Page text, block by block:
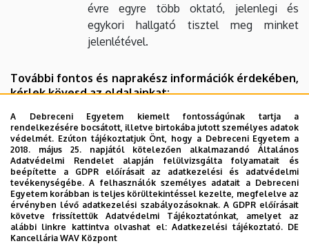
évre egyre több oktató, jelenlegi és
egykori hallgató tisztel meg minket
jelenlétével.
További fontos és naprakész információk érdekében,
kérlek kövesd az oldalainkat:
Facebook:
https://www.facebook.com/demkhokhivatalos
Instagram:
https://www.instagram.com/demkhok_official/
TikTok:https://www.tiktok.com/@demkhok
Weboldal:
http://mkhok.unideb.hu
A Debreceni Egyetem kiemelt fontosságúnak tartja a
rendelkezésére bocsátott, illetve birtokába jutott személyes adatok
védelmét. Ezúton tájékoztatjuk Önt, hogy a Debreceni Egyetem a
2018. május 25. napjától kötelezően alkalmazandó Általános
Adatvédelmi Rendelet alapján felülvizsgálta folyamatait és
beépítette a GDPR előírásait az adatkezelési és adatvédelmi
tevékenységébe. A felhasználók személyes adatait a Debreceni
Egyetem korábban is teljes körültekintéssel kezelte, megfelelve az
érvényben lévő adatkezelési szabályozásoknak. A GDPR előírásait
követve frissítettük Adatvédelmi Tájékoztatónkat, amelyet az
alábbi linkre kattintva olvashat el:Adatkezelési tájékoztató. DE
Kancellária WAV Központ